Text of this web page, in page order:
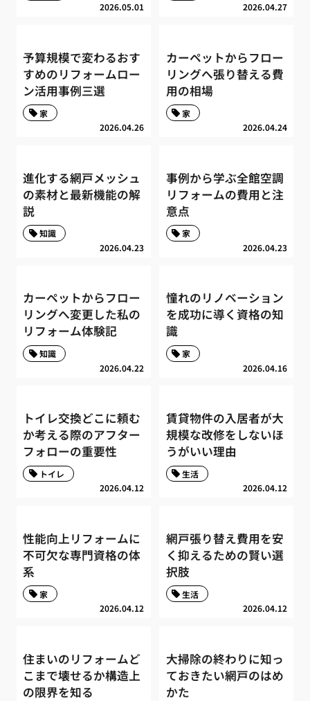
2026.05.01 2026.04.27
予算規模で変わるおす
すめのリフォームロー
ン活用事例三選
2026.04.26
家
カーペットからフロー
リングへ張り替える費
用の相場
2026.04.24
家
進化する網戸メッシュ
の素材と最新機能の解
説
2026.04.23
知識
事例から学ぶ全館空調
リフォームの費用と注
意点
2026.04.23
家
カーペットからフロー
リングへ変更した私の
リフォーム体験記
2026.04.22
知識
憧れのリノベーション
を成功に導く資格の知
識
2026.04.16
家
トイレ交換どこに頼む
か考える際のアフター
フォローの重要性
2026.04.12
トイレ
賃貸物件の入居者が大
規模な改修をしないほ
うがいい理由
2026.04.12
生活
性能向上リフォームに
不可欠な専門資格の体
系
2026.04.12
家
網戸張り替え費用を安
く抑えるための賢い選
択肢
2026.04.12
生活
住まいのリフォームど
こまで壊せるか構造上
の限界を知る
大掃除の終わりに知っ
ておきたい網戸のはめ
かた